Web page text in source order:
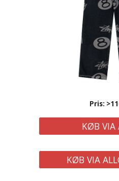
Pris: >11
KØB VIA
KØB VIA